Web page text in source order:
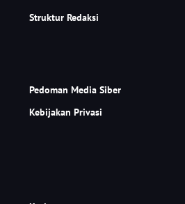
Struktur Redaksi
Pedoman Media Siber
Kebijakan Privasi